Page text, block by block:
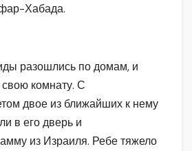
Хабада.
разошлись по домам, и
комнату. С
двое из ближайших к нему
в его дверь и
из Израиля. Ребе тяжело